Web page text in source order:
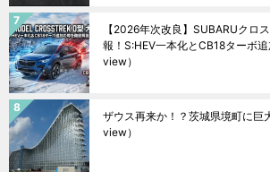
【2026年次改良】SUBARUクロ
報！S:HEV一本化とCB18ターボ
view）
ザウス再来か！？茨城県境町に巨
view）